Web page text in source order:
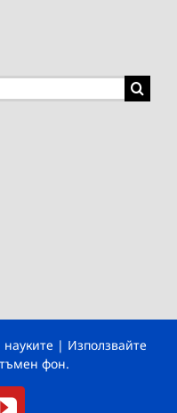
| Използвайте
фон.